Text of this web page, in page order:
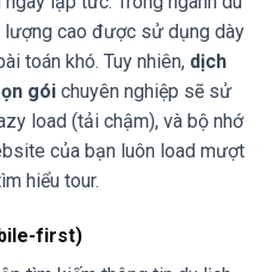
lượng cao được sử dụng dày
toán khó. Tuy nhiên, dịch
gói chuyên nghiệp sẽ sử
load (tải chậm), và bộ nhớ
của bạn luôn load mượt
hiểu tour.
first)